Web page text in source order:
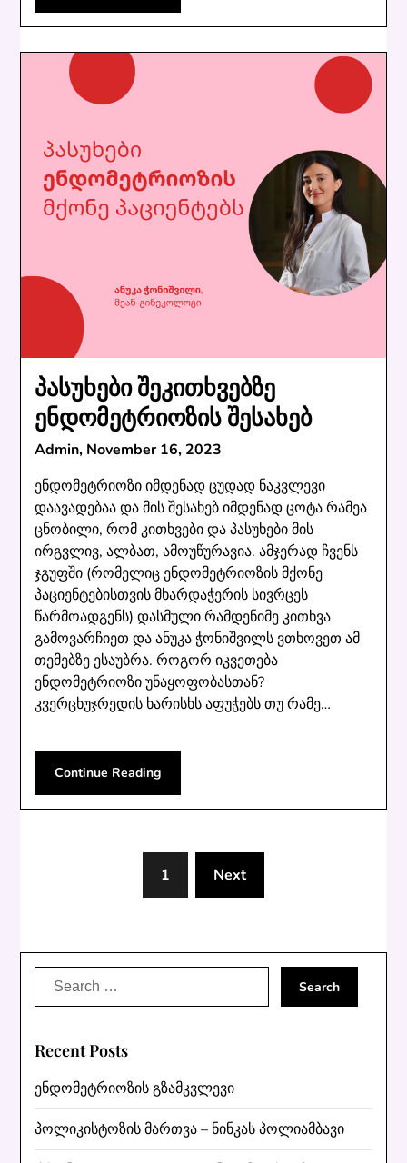
პასუხები შეკითხვებზე
ენდომეტრიოზის შესახებ
Admin, November 16, 2023
ენდომეტრიოზი იმდენად ცუდად ნაკვლევი
დაავადებაა და მის შესახებ იმდენად ცოტა რამეა
ცნობილი, რომ კითხვები და პასუხები მის
ირგვლივ, ალბათ, ამოუწურავია. ამჯერად ჩვენს
ჯგუფში (რომელიც ენდომეტრიოზის მქონე
პაციენტებისთვის მხარდაჭერის სივრცეს
წარმოადგენს) დასმული რამდენიმე კითხვა
გამოვარჩიეთ და ანუკა ჭონიშვილს ვთხოვეთ ამ
თემებზე ესაუბრა. როგორ იკვეთება
ენდომეტრიოზი უნაყოფობასთან?
კვერცხუჯრედის ხარისხს აფუჭებს თუ რამე…
Continue Reading
1 Next
Search
Recent Posts
ენდომეტრიოზის გზამკვლევი
პოლიკისტოზის მართვა – ნინკას პოლიამბავი